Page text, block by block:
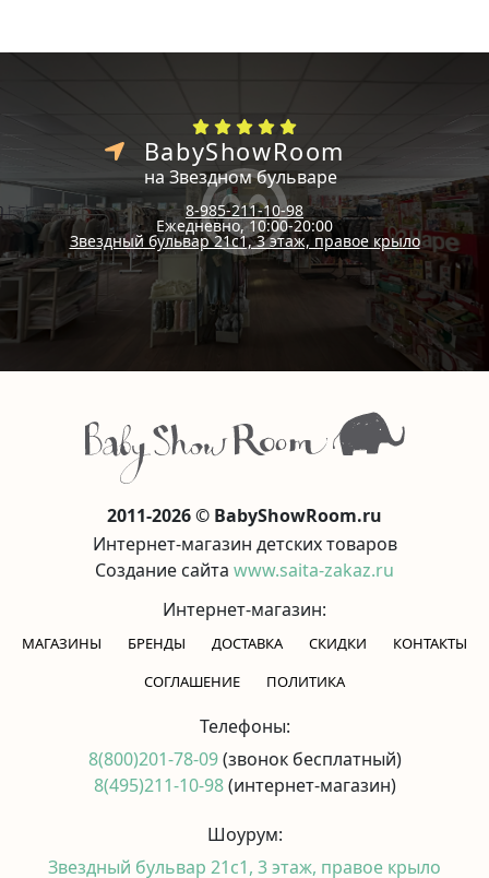
BabyShowRoom
на Звездном бульваре
8-985-211-10-98
Ежедневно, 10:00-20:00
Звездный бульвар 21с1, 3 этаж, правое крыло
2011-2026 © BabyShowRoom.ru
Интернет-магазин детских товаров
Создание сайта www.saita-zakaz.ru
Интернет-магазин:
МАГАЗИНЫ БРЕНДЫ ДОСТАВКА СКИДКИ
КОНТАКТЫ
CОГЛАШЕНИЕ
ПОЛИТИКА
Телефоны:
8(800)201-78-09(звонок бесплатный)
8(495)211-10-98(интернет-магазин)
Шоурум:
Звездный бульвар 21с1, 3 этаж, правое крыло